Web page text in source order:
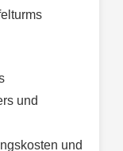
und
und